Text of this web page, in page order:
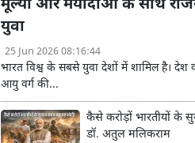
मूल्यों और मर्यादाओं के साथ
युवा
25 Jun 2026 08:16:44
भारत विश्व के सबसे युवा देशों में शामिल है। देश
आयु वर्ग की...
कैसे करोड़ों भारतीयों के
डॉ. अतुल मलिकराम